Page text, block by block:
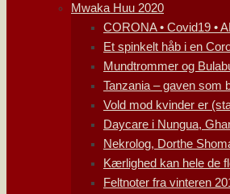
Mwaka Huu 2020
CORONA • Covid19 •
Et spinkelt håb i en
Mundtrommer og
Tanzania – gaven som
Vold mod kvinder er
Daycare i Nungua,
Nekrolog, Dorthe
Kærlighed kan hele de
Feltnoter fra vinteren